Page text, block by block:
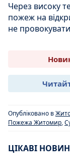
Через високу
пожеж на
не
Опубліковано в
Пожежа Житомир,
ЦІКАВІ